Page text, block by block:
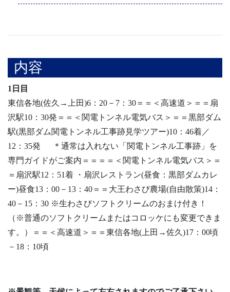
内容
1日目
東信各地(佐久→上田)6：20－7：30＝＝＜高速道＞＝＝扇
沢駅10：30発＝＝＜関電トンネル電気バス＞＝＝黒部ダム
駅(黒部ダム関電トンネル工事跡見学ツアー)10：46着／
12：35発 ＊通常は入れない「関電トンネル工事跡」を
専門ガイドがご案内＝＝＝＝＜関電トンネル電気バス＞＝
＝扇沢駅12：51着 ・扇沢レストラン(昼食：黒部ダムカレ
ー)昼食13：00－13：40＝＝大王わさび農場(自由散策)14：
40－15：30 ※生わさびソフトクリームのおまけ付き！
（※普通のソフトクリームまたはコロッケにも変更できま
す。）＝＝＜高速道＞＝＝東信各地(上田→佐久)17：00頃
－18：10頃